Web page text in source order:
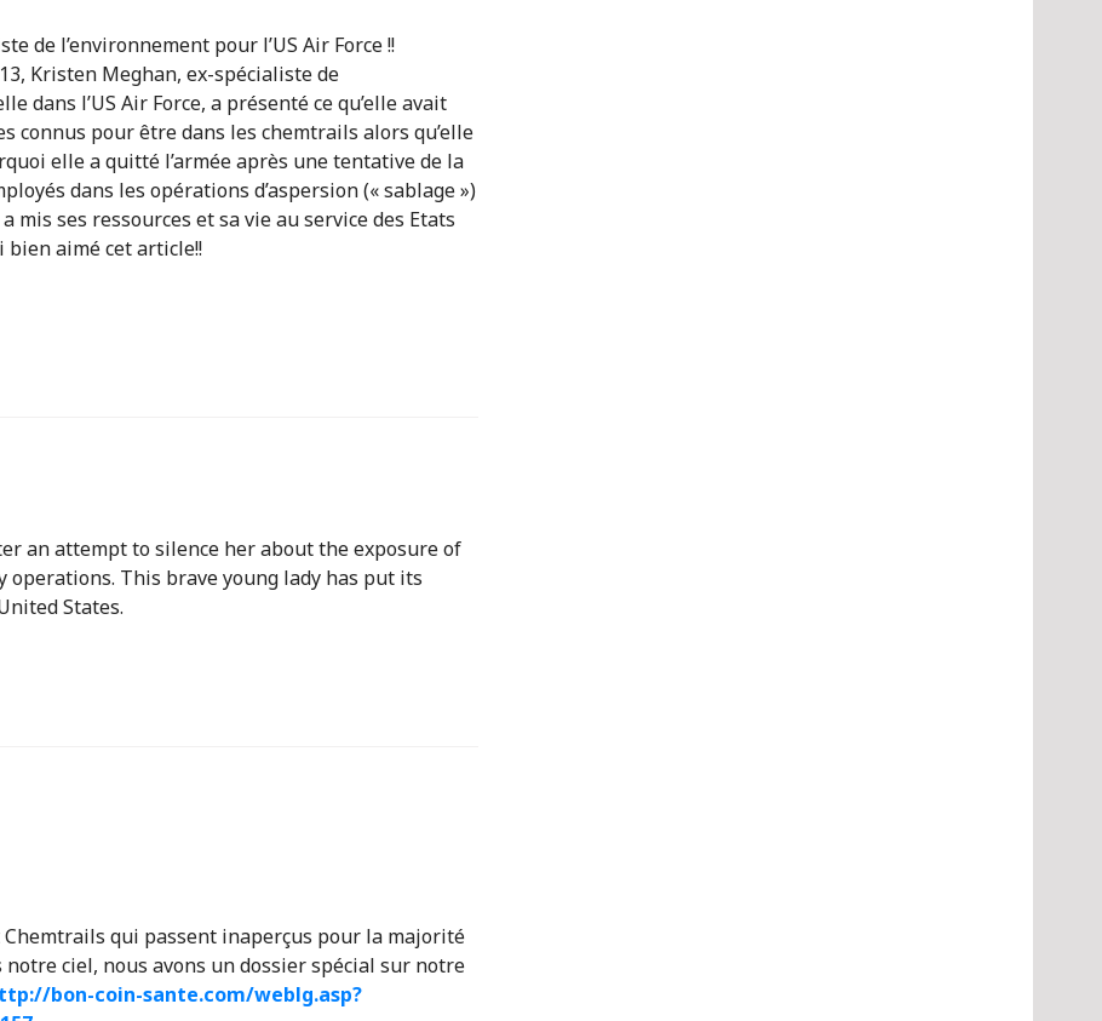
de l’environnement pour l’US Air Force !!
Kristen Meghan, ex-spécialiste de
dans l’US Air Force, a présenté ce qu’elle avait
connus pour être dans les chemtrails alors qu’elle
elle a quitté l’armée après une tentative de la
dans les opérations d’aspersion (« sablage »)
mis ses ressources et sa vie au service des Etats
bien aimé cet article!!
an attempt to silence her about the exposure of
operations. This brave young lady has put its
States.
qui passent inaperçus pour la majorité
ciel, nous avons un dossier spécial sur notre
bon-coin-sante.com/weblg.asp?